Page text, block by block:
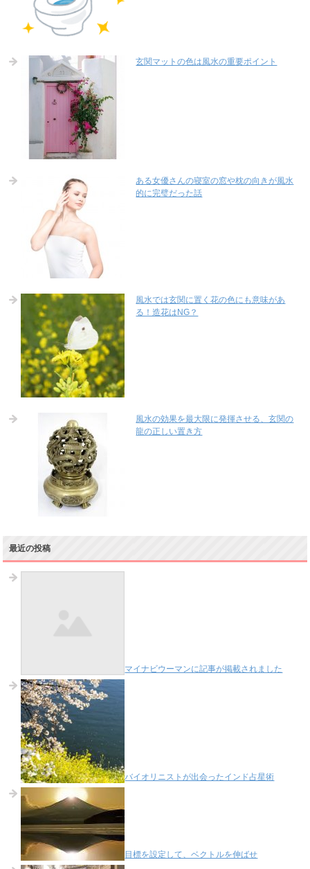
玄関マットの色は風水の重要ポイント
ある女優さんの寝室の窓や枕の向きが風水
的に完璧だった話
風水では玄関に置く花の色にも意味があ
る！造花はNG？
風水の効果を最大限に発揮させる、玄関の
龍の正しい置き方
最近の投稿
マイナビウーマンに記事が掲載されました
バイオリニストが出会ったインド占星術
目標を設定して、ベクトルを伸ばせ